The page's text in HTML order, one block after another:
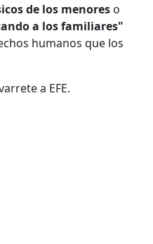
de los menores o
a los familiares"
humanos que los
a EFE.